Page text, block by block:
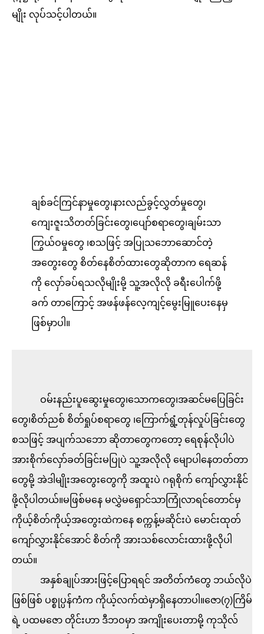
မျိုး လုပ်သင့်ပါတယ်။
ချစ်ခင်ကြင်နာမှုတွေ၊နားလည်ခွင့်လွှတ်မှုတွေ၊
ကျေးဇူးသိတတ်ခြင်းတွေ၊ပျော်စရာတွေ၊ချမ်းသာ
ကြွယ်ဝမှုတွေ ၊စသဖြင့် အပြုသဘောဆောင်တဲ့
အတွေးတွေ စိတ်နေစိတ်ထားတွေဆိုတာက ရေဆန်
ကို လှော်ခပ်ရသလိုမျိုးမို့ သူ့အလိုလို ခရီးပေါက်ဖို့
ခက် တာကြောင့် အဖန်ဖန်လေ့ကျင့်မွေးမြူပေးနေမှ
ဖြစ်မှာပါ။
ဝမ်းနည်းပူဆွေးမှုတွေ၊သောကတွေ၊အဆင်မပြေခြင်း
တွေ၊စိတ်ညစ် စိတ်ရှုပ်စရာတွေ ၊ကြောက်ရွံ့တုန်လှုပ်ခြင်းတွေ
စသဖြင့် အပျက်သဘော ဆိုတာတွေကတော့ ရေစုန်လိုပါပဲ
အားစိုက်လှော်ခတ်ခြင်းမပြုပဲ သူ့အလိုလို မျောပါနေတတ်တာ
တွေမို့ အဲဒါမျိုးအတွေးတွေကို အထူးပဲ ဂရုစိုက် ကျော်လွှားနိုင်
ဖို့လိုပါတယ်။မဖြစ်မနေ မလွှဲမရှောင်သာကြုံလာရင်တောင်မှ
ကိုယ့်စိတ်ကိုယ့်အတွေးထဲကနေ စက္ကန့်မဆိုင်းပဲ မောင်းထုတ်
ကျော်လွှားနိုင်အောင် စိတ်ကို အားသစ်လောင်းထားဖို့လိုပါ
တယ်။
အနှစ်ချုပ်အားဖြင့်ပြောရရင် အတိတ်ကံတွေ ဘယ်လိုပဲ
ဖြစ်ဖြစ် ပစ္စုပ္ပန်ကံက ကိုယ့်လက်ထဲမှာရှိနေတာပါ။ဇော(၇)ကြိမ်
ရဲ့ ပထမဇော တိုင်းဟာ ဒီဘဝမှာ အကျိုးပေးတာမို့ ကုသိုလ်